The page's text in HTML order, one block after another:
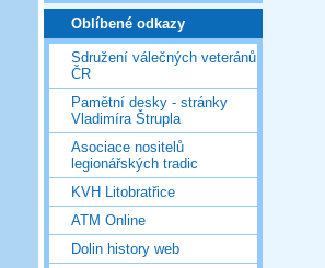
Oblíbené odkazy
Sdružení válečných veteránů
ČR
Pamětní desky - stránky
Vladimíra Štrupla
Asociace nositelů
legionářských tradic
KVH Litobratřice
ATM Online
Dolin history web